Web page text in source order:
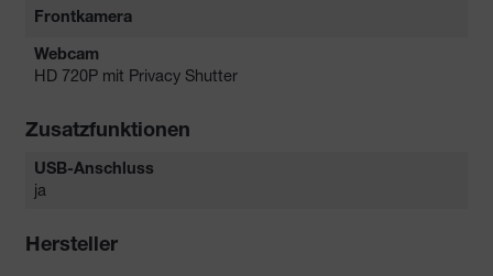
Frontkamera
Webcam
HD 720P mit Privacy Shutter
Zusatzfunktionen
USB-Anschluss
ja
Hersteller